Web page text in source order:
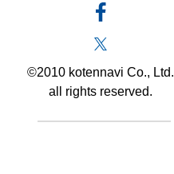
©2010 kotennavi Co., Ltd.
all rights reserved.